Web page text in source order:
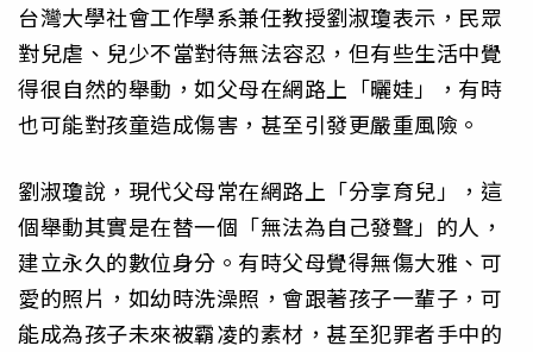
台灣大學社會工作學系兼任教授劉淑瓊表示，民眾
對兒虐、兒少不當對待無法容忍，但有些生活中覺
得很自然的舉動，如父母在網路上「曬娃」，有時
也可能對孩童造成傷害，甚至引發更嚴重風險。
劉淑瓊說，現代父母常在網路上「分享育兒」，這
個舉動其實是在替一個「無法為自己發聲」的人，
建立永久的數位身分。有時父母覺得無傷大雅、可
愛的照片，如幼時洗澡照，會跟著孩子一輩子，可
能成為孩子未來被霸凌的素材，甚至犯罪者手中的